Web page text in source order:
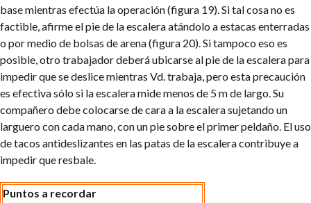
base mientras efectúa la operación (figura 19). Si tal cosa no es
factible, afirme el pie de la escalera atándolo a estacas enterradas
o por medio de bolsas de arena (figura 20). Si tampoco eso es
posible, otro trabajador deberá ubicarse al pie de la escalera para
impedir que se deslice mientras Vd. trabaja, pero esta precaución
es efectiva sólo si la escalera mide menos de 5 m de largo. Su
compañero debe colocarse de cara a la escalera sujetando un
larguero con cada mano, con un pie sobre el primer peldaño. El uso
de tacos antideslizantes en las patas de la escalera contribuye a
impedir que resbale.
Puntos a recordar